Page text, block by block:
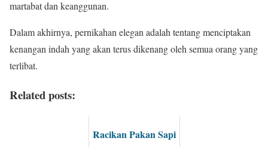
martabat dan keanggunan.
Dalam akhirnya, pernikahan elegan adalah tentang menciptakan
kenangan indah yang akan terus dikenang oleh semua orang yang
terlibat.
Related posts:
Racikan Pakan Sapi